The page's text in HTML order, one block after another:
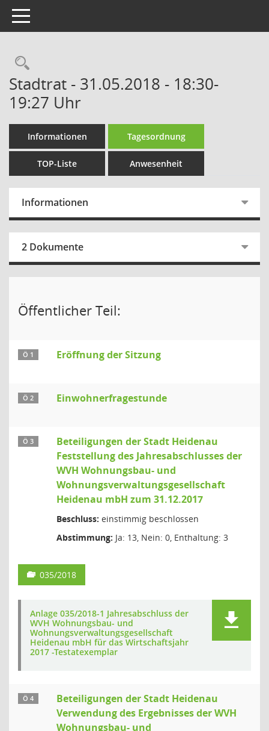
Toggle navigation
Rechercheauswahl
Stadtrat - 31.05.2018 - 18:30-
19:27 Uhr
Informationen Tagesordnung
TOP-Liste Anwesenheit
Informationen
2 Dokumente
Öffentlicher Teil:
Ö 1 Eröffnung der Sitzung
Ö 2 Einwohnerfragestunde
Ö 3
Beteiligungen der Stadt Heidenau
Feststellung des Jahresabschlusses der
WVH Wohnungsbau- und
Wohnungsverwaltungsgesellschaft
Heidenau mbH zum 31.12.2017
Beschluss: einstimmig beschlossen
Abstimmung: Ja: 13, Nein: 0, Enthaltung: 3
035/2018
Anlage 035/2018-1 Jahresabschluss der
WVH Wohnungsbau- und
Wohnungsverwaltungsgesellschaft
Heidenau mbH für das Wirtschaftsjahr
2017 -Testatexemplar
Ö 4
Beteiligungen der Stadt Heidenau
Verwendung des Ergebnisses der WVH
Wohnungsbau- und